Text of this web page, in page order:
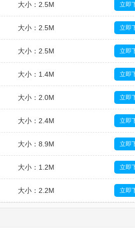
大小：2.5M 立即
大小：2.5M 立即
大小：2.5M 立即
大小：1.4M 立即
大小：2.0M 立即
大小：2.4M 立即
大小：8.9M 立即
大小：1.2M 立即
大小：2.2M 立即